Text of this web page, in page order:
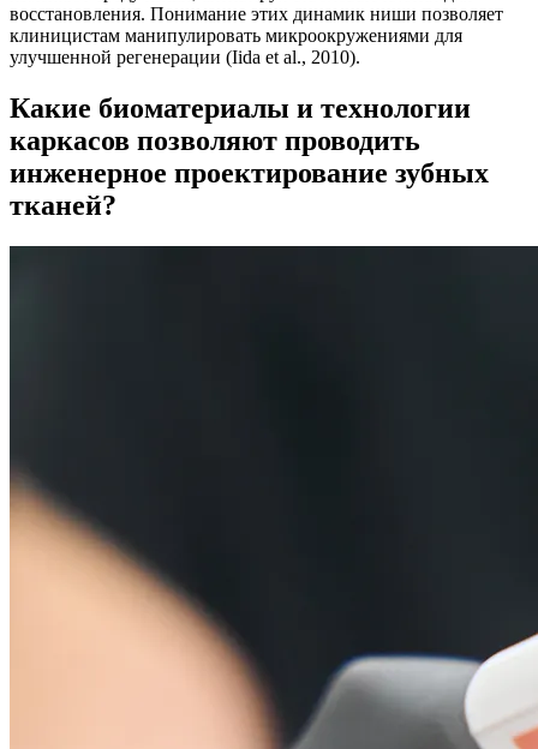
восстановления. Понимание этих динамик ниши позволяет
клиницистам манипулировать микроокружениями для
улучшенной регенерации (Iida et al., 2010).
Какие биоматериалы и технологии
каркасов позволяют проводить
инженерное проектирование зубных
тканей?